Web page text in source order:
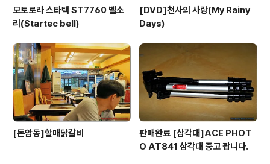
모토로라 스타택 ST7760 벨소
리(Startec bell)
[DVD]천사의 사랑(My Rainy
Days)
[돈암동]할매닭갈비
판매완료 [삼각대]ACE PHOT
O AT841 삼각대 중고 팝니다.